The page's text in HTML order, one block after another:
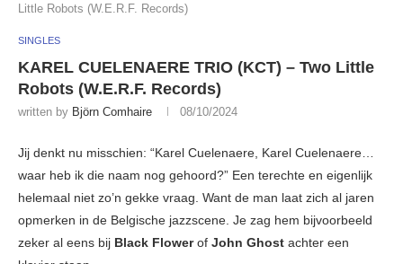
Little Robots (W.E.R.F. Records)
SINGLES
KAREL CUELENAERE TRIO (KCT) – Two Little
Robots (W.E.R.F. Records)
written by Björn Comhaire 08/10/2024
Jij denkt nu misschien: “Karel Cuelenaere, Karel Cuelenaere…
waar heb ik die naam nog gehoord?” Een terechte en eigenlijk
helemaal niet zo’n gekke vraag. Want de man laat zich al jaren
opmerken in de Belgische jazzscene. Je zag hem bijvoorbeeld
zeker al eens bij Black Flowerof John Ghost achter een